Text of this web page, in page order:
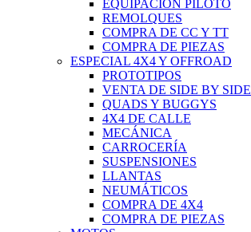
EQUIPACIÓN PILOTO
REMOLQUES
COMPRA DE CC Y TT
COMPRA DE PIEZAS
ESPECIAL 4X4 Y OFFROAD
PROTOTIPOS
VENTA DE SIDE BY SIDE
QUADS Y BUGGYS
4X4 DE CALLE
MECÁNICA
CARROCERÍA
SUSPENSIONES
LLANTAS
NEUMÁTICOS
COMPRA DE 4X4
COMPRA DE PIEZAS